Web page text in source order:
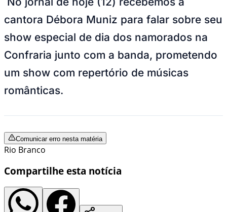
cantora Débora Muniz para falar sobre seu
show especial de dia dos namorados na
Confraria junto com a banda, prometendo
um show com repertório de músicas
românticas.
Comunicar erro nesta matéria
Rio Branco
Compartilhe esta notícia